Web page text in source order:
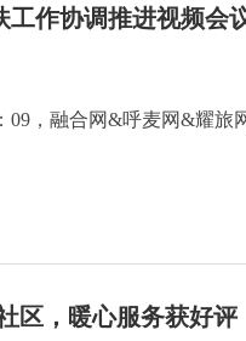
工作协调推进视频会
09，融合网&呼麦网&耀
区，暖心服务获好评